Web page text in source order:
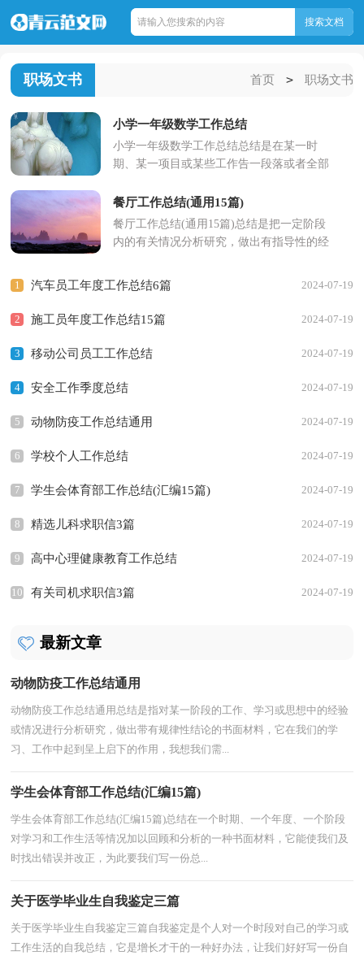
职场文书 首页 > 职场文书
小学一年级数学工作总结
小学一年级数学工作总结总结是在某一时
期、某一项目或某些工作告一段落或者全部
教训和一些规律性认识...
餐厅工作总结(通用15篇)
餐厅工作总结(通用15篇)总结是把一定阶段
内的有关情况分析研究，做出有指导性的经
的、肤浅的、表面的感性...
1 汽车员工年度工作总结6篇 2024-07-19
2 施工员年度工作总结15篇 2024-07-19
3 移动公司员工工作总结 2024-07-19
4 安全工作季度总结 2024-07-19
5 动物防疫工作总结通用 2024-07-19
6 学校个人工作总结 2024-07-19
7 学生会体育部工作总结(汇编15篇) 2024-07-19
8 精选儿科求职信3篇 2024-07-19
9 高中心理健康教育工作总结 2024-07-19
10 有关司机求职信3篇 2024-07-19
最新文章
动物防疫工作总结通用
动物防疫工作总结通用总结是指对某一阶段的工作、学习或思想中的经验
或情况进行分析研究，做出带有规律性结论的书面材料，它在我们的学
习、工作中起到呈上启下的作用，我想我们需...
学生会体育部工作总结(汇编15篇)
学生会体育部工作总结(汇编15篇)总结在一个时期、一个年度、一个阶段
对学习和工作生活等情况加以回顾和分析的一种书面材料，它能使我们及
时找出错误并改正，为此要我们写一份总...
关于医学毕业生自我鉴定三篇
关于医学毕业生自我鉴定三篇自我鉴定是个人对一个时段对自己的学习或
工作生活的自我总结，它是增长才干的一种好办法，让我们好好写一份自